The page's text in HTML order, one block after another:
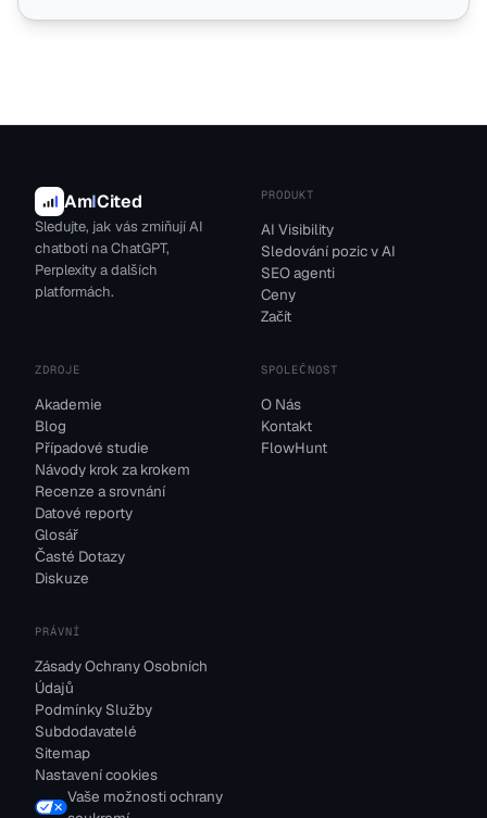
AmICited
Sledujte, jak vás zmiňují AI
chatboti na ChatGPT,
Perplexity a dalších
platformách.
PRODUKT
AI Visibility
Sledování pozic v AI
SEO agenti
Ceny
Začít
ZDROJE
Akademie
Blog
Případové studie
Návody krok za krokem
Recenze a srovnání
Datové reporty
Glosář
Časté Dotazy
Diskuze
SPOLEČNOST
O Nás
Kontakt
FlowHunt
PRÁVNÍ
Zásady Ochrany Osobních
Údajů
Podmínky Služby
Subdodavatelé
Sitemap
Nastavení cookies
Vaše možnosti ochrany